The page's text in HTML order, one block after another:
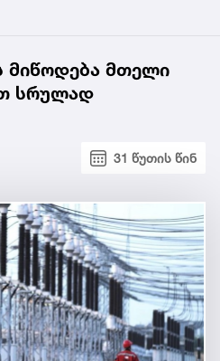
მიწოდება მთელი
სრულად
31 წუთის წინ